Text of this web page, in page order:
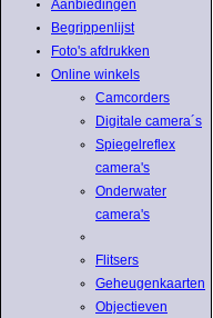
Aanbiedingen
Begrippenlijst
Foto's afdrukken
Online winkels
Camcorders
Digitale camera´s
Spiegelreflex
camera's
Onderwater
camera's
Flitsers
Geheugenkaarten
Objectieven